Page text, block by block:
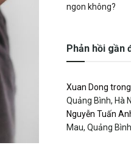
ngon không?
Phản hồi gần
Xuan Dong trong
Quảng Bình, Hà
Nguyễn Tuấn
Mau, Quảng